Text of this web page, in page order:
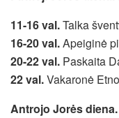
11-16 val.Talka
16-20 val.Apeiginė
20-22 val. Paskaita
22 val.Vakaronė
Antrojo Jorės